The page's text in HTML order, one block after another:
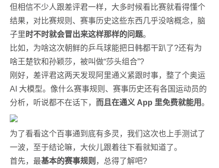
但相信不少人跟差评君一样，大多时候看比赛就看得懂个
结果，对比赛规则、赛事历史这些东西几乎没啥概念，脑
子里 时不时就会冒出来这样那样的问题。
比如，为啥这次朝鲜的乒乓球能把日韩都干趴了?还有为
啥王楚钦和孙颖莎，被叫做“莎头组合”?
刚好，差评君这两天发现阿里通义紧跟时事，整了个奥运
AI 大模型。像什么赛事规则、赛事历史还有各国运动员的
分析，听说都不在话下， 而且在通义 App 里免费就能用。
为了看看这个百事通到底有多灵，我们这次也上手测试了
一波，至于结论嘛，大伙儿跟着往下看就知道了。
首先，最基本的赛事规则 ，总得了解吧?